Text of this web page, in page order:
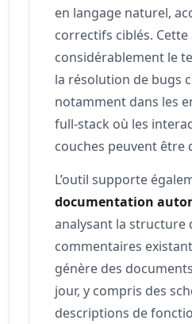
en langage naturel,
correctifs ciblés.
considérablement le
la résolution de bugs
notamment dans les
full-stack où les
couches peuvent être
L’outil supporte
documentation
analysant la structure
commentaires
génère des
jour, y compris des
descriptions de